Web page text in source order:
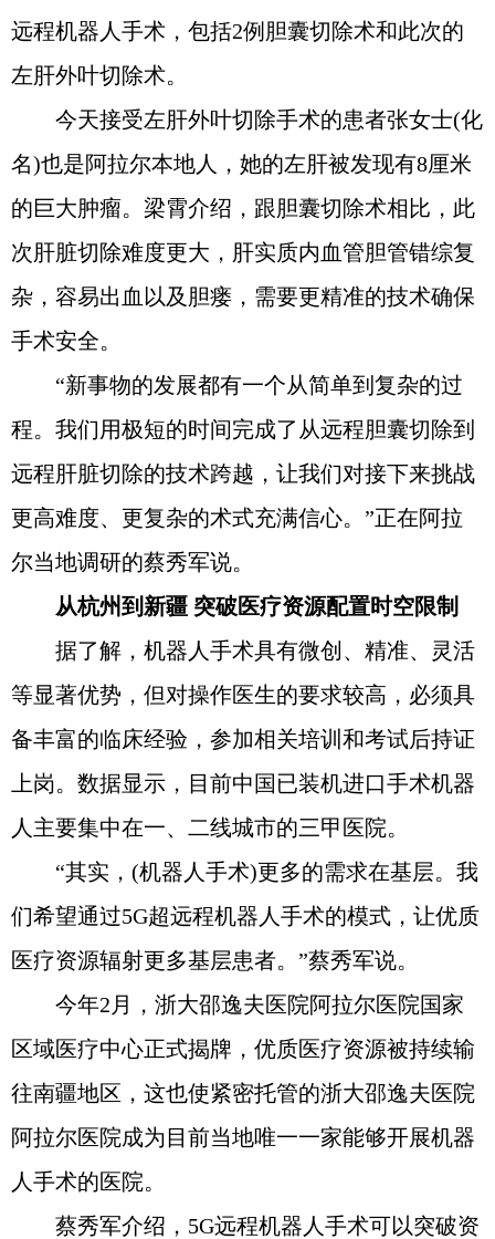
远程机器人手术，包括2例胆囊切除术和此次的
左肝外叶切除术。
今天接受左肝外叶切除手术的患者张女士(化
名)也是阿拉尔本地人，她的左肝被发现有8厘米
的巨大肿瘤。梁霄介绍，跟胆囊切除术相比，此
次肝脏切除难度更大，肝实质内血管胆管错综复
杂，容易出血以及胆瘘，需要更精准的技术确保
手术安全。
“新事物的发展都有一个从简单到复杂的过
程。我们用极短的时间完成了从远程胆囊切除到
远程肝脏切除的技术跨越，让我们对接下来挑战
更高难度、更复杂的术式充满信心。”正在阿拉
尔当地调研的蔡秀军说。
从杭州到新疆 突破医疗资源配置时空限制
据了解，机器人手术具有微创、精准、灵活
等显著优势，但对操作医生的要求较高，必须具
备丰富的临床经验，参加相关培训和考试后持证
上岗。数据显示，目前中国已装机进口手术机器
人主要集中在一、二线城市的三甲医院。
“其实，(机器人手术)更多的需求在基层。我
们希望通过5G超远程机器人手术的模式，让优质
医疗资源辐射更多基层患者。”蔡秀军说。
今年2月，浙大邵逸夫医院阿拉尔医院国家
区域医疗中心正式揭牌，优质医疗资源被持续输
往南疆地区，这也使紧密托管的浙大邵逸夫医院
阿拉尔医院成为目前当地唯一一家能够开展机器
人手术的医院。
蔡秀军介绍，5G远程机器人手术可以突破资